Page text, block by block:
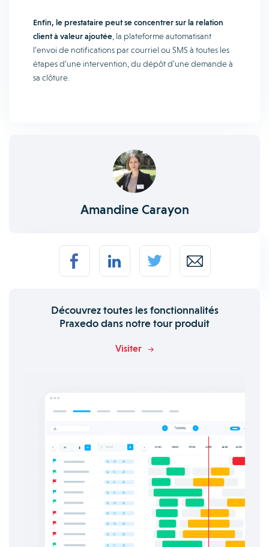
Enfin, le prestataire peut se concentrer sur la relation
client à valeur ajoutée , la plateforme automatisant
l’envoi de notifications par courriel ou SMS à toutes les
étapes d’une intervention, du dépôt d’une demande à
sa clôture.
Amandine Carayon
Découvrez toutes les fonctionnalités
Praxedo dans notre tour produit
Visiter